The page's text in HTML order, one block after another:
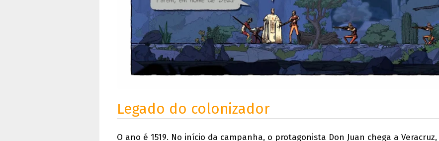
Legado do colonizador
O ano é 1519. No início da campanha, o protagonista Don Juan chega a